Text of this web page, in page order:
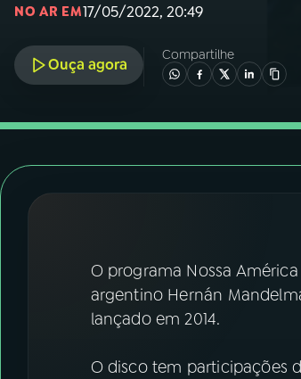
05PODCASTS
FESTIVAL DE MÚSICA
ACOMPANHE A RÁDIO NACIONAL
Facebook
NO AR EM17/05/2022, 20:49
Ouça agora
Compartilhe
O programa Nossa
argentino Hernán
lançado em 2014.
O disco tem participações